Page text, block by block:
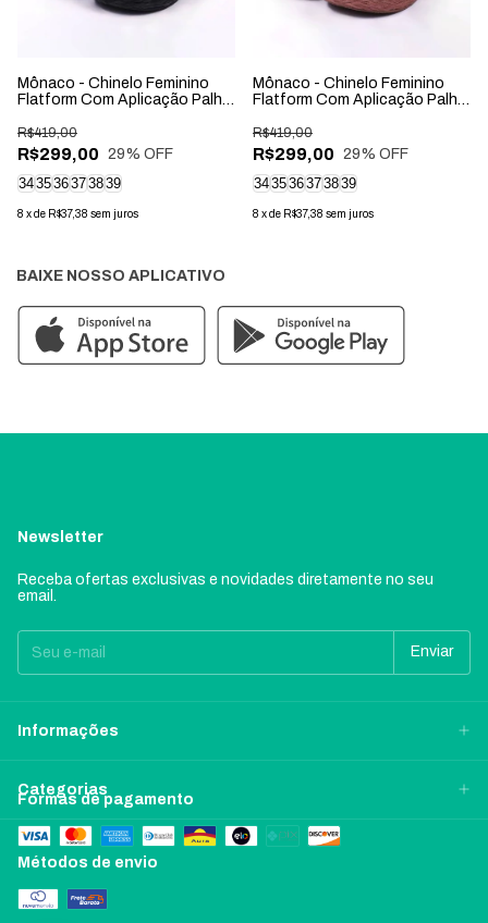
Mônaco - Chinelo Feminino
Flatform Com Aplicação Palha
R$299,00
R$419,00
29% OFF
343536373839
8 xde R$37,38 sem juros
Mônaco - Chinelo Feminino
Flatform Com Aplicação Palha
R$299,00
R$419,00
29% OFF
343536373839
8 xde R$37,38 sem juros
BAIXE NOSSO APLICATIVO
Newsletter
Receba ofertas exclusivas e novidades diretamente no seu
email.
Informações
Categorias
Formas de pagamento
Métodos de envio